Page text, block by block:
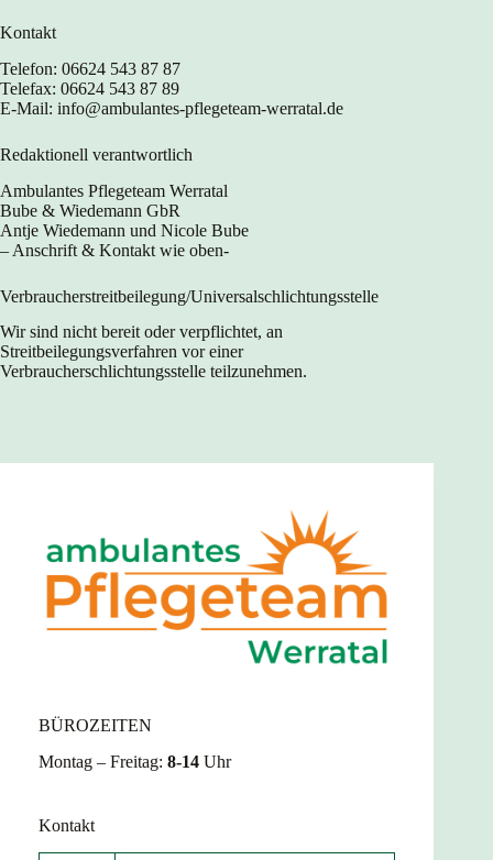
Kontakt
Telefon: 06624 543 87 87
Telefax: 06624 543 87 89
E-Mail: info@ambulantes-pflegeteam-werratal.de
Redaktionell verantwortlich
Ambulantes Pflegeteam Werratal
Bube & Wiedemann GbR
Antje Wiedemann und Nicole Bube
– Anschrift & Kontakt wie oben-
Verbraucher­streit­beilegung/Universal­schlichtungs­stelle
Wir sind nicht bereit oder verpflichtet, an
Streitbeilegungsverfahren vor einer
Verbraucherschlichtungsstelle teilzunehmen.
BÜROZEITEN
Montag – Freitag: 8-14 Uhr
Kontakt